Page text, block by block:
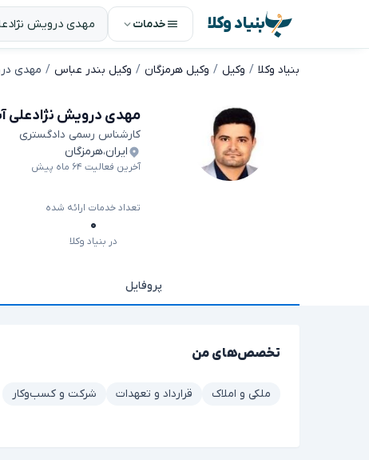
بنیاد وکلا خدمات
بنیاد وکلا وکیل وکیل هرمزگان وکیل بندر عباس مهدی
مهدی درویش نژادعلی
کارشناس رسمی دادگستری
ایران،هرمزگان
آخرین فعالیت ۶۴ ماه پیش
تعداد خدمات ارائه شده
۰
در بنیاد وکلا
پروفایل
تخصص‌های من
ملکی و املاک قرارداد و تعهدات شرکت و کسب‌وکار